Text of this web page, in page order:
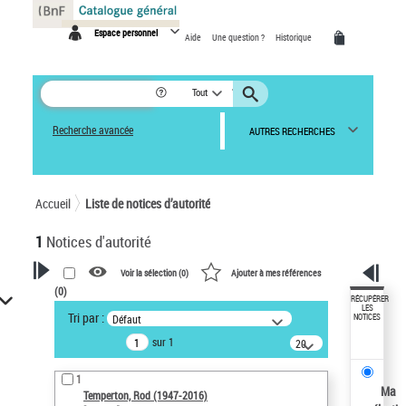
Espace personnel Aide Une question ? Historique
Tout
Recherche avancée AUTRES RECHERCHES
Accueil Liste de notices d’autorité
1 Notices d'autorité
VOTRE RECHERCHE
Recherche avancée dans les
notices d’autorité
Œuvres liées à l'auteur :
Temperton, Rod (1947-2016)
Voir la sélection (0) Ajouter à mes références
(0)
Tri par : Défaut
sur 1
20
résultats/page
1
Temperton, Rod (1947-2016)
RÉCUPÉRER
LES
NOTICES
Ma
Panneau de gestion des cookies